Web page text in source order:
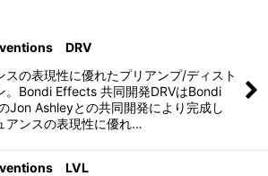
絞り込む
DRV
スの表現性に優れたプリアンプ/ディスト
。Bondi Effects 共同開発DRVはBondi
Jon Ashleyとの共同開発により完成し
アンスの表現性に優れ…
LVL